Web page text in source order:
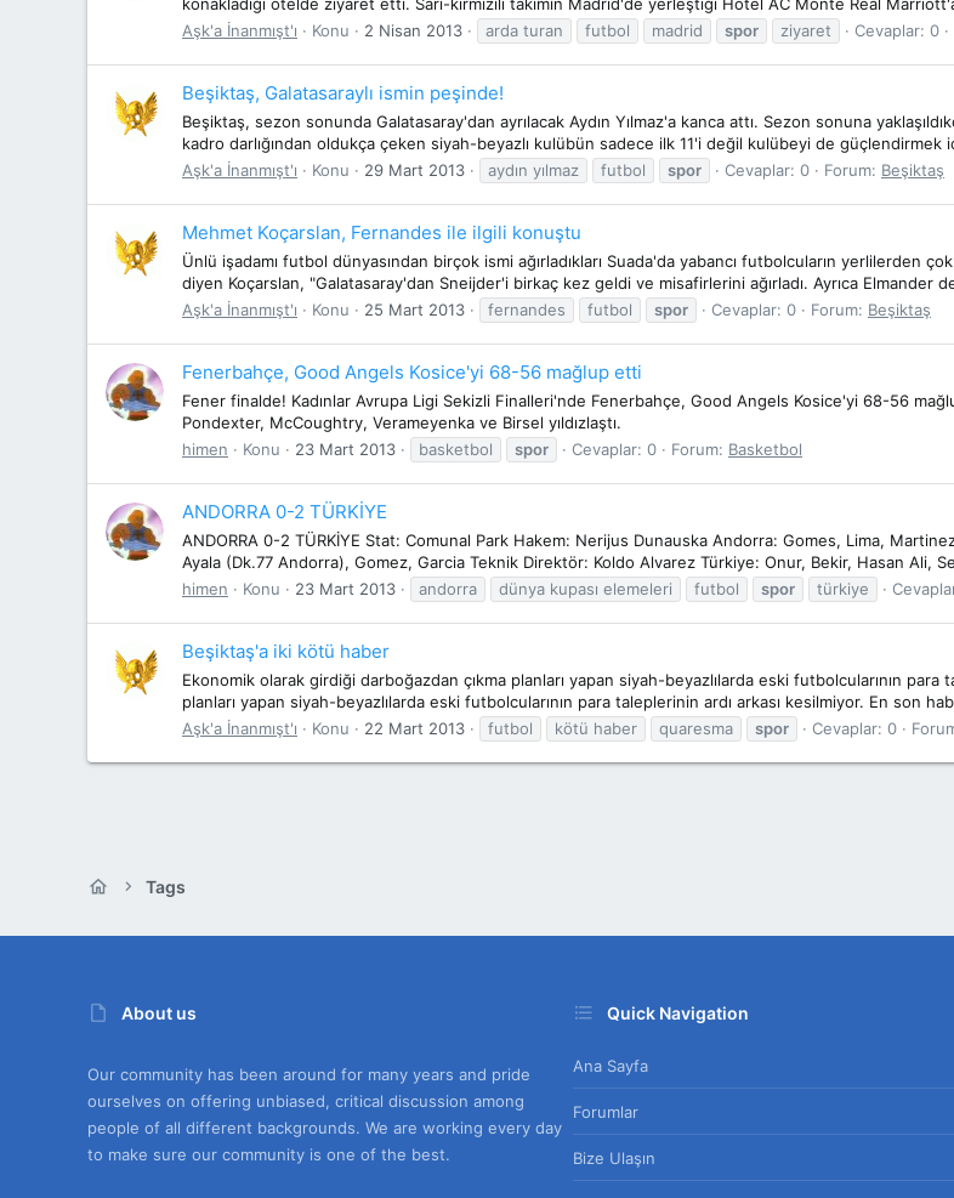
Aşk'a İnanmışt'ı
Konu 2 Nisan 2013 arda turan futbol madrid spor ziyaret Cevaplar: 0
Beşiktaş, Galatasaraylı ismin peşinde!
Beşiktaş, sezon sonunda Galatasaray'dan ayrılacak Aydın Yılmaz'a kanca attı. Sezon sonuna
kadro darlığından oldukça çeken siyah-beyazlı kulübün sadece ilk 11'i değil kulübeyi de güçlendirmek
Aşk'a İnanmışt'ı
Konu 29 Mart 2013 aydın yılmaz futbol spor Cevaplar: 0 Forum: Beşiktaş
Mehmet Koçarslan, Fernandes ile ilgili konuştu
Ünlü işadamı futbol dünyasından birçok ismi ağırladıkları Suada'da yabancı futbolcuların
diyen Koçarslan, "Galatasaray'dan Sneijder'i birkaç kez geldi ve misafirlerini ağırladı. Ayrıca Elmander
Aşk'a İnanmışt'ı
Konu 25 Mart 2013 fernandes futbol spor Cevaplar: 0 Forum: Beşiktaş
Fenerbahçe, Good Angels Kosice'yi 68-56 mağlup etti
Fener finalde! Kadınlar Avrupa Ligi Sekizli Finalleri'nde Fenerbahçe, Good Angels Kosice'yi 68-56
Pondexter, McCoughtry, Verameyenka ve Birsel yıldızlaştı.
himen
Konu 23 Mart 2013 basketbol spor Cevaplar: 0 Forum: Basketbol
ANDORRA 0-2 TÜRKİYE
ANDORRA 0-2 TÜRKİYE Stat: Comunal Park Hakem: Nerijus Dunauska Andorra: Gomes, Lima,
Ayala (Dk.77 Andorra), Gomez, Garcia Teknik Direktör: Koldo Alvarez Türkiye: Onur, Bekir, Hasan Ali,
himen
Konu 23 Mart 2013 andorra dünya kupası elemeleri futbol spor türkiye
Beşiktaş'a iki kötü haber
Ekonomik olarak girdiği darboğazdan çıkma planları yapan siyah-beyazlılarda eski futbolcularının
planları yapan siyah-beyazlılarda eski futbolcularının para taleplerinin ardı arkası kesilmiyor. En son
Aşk'a İnanmışt'ı
Konu 22 Mart 2013 futbol kötü haber quaresma spor Cevaplar: 0
Tags
About us
Our community has been around for many years and pride
ourselves on offering unbiased, critical discussion among
people of all different backgrounds. We are working every day
to make sure our community is one of the best.
Quick Navigation
Ana Sayfa
Forumlar
Bize Ulaşın